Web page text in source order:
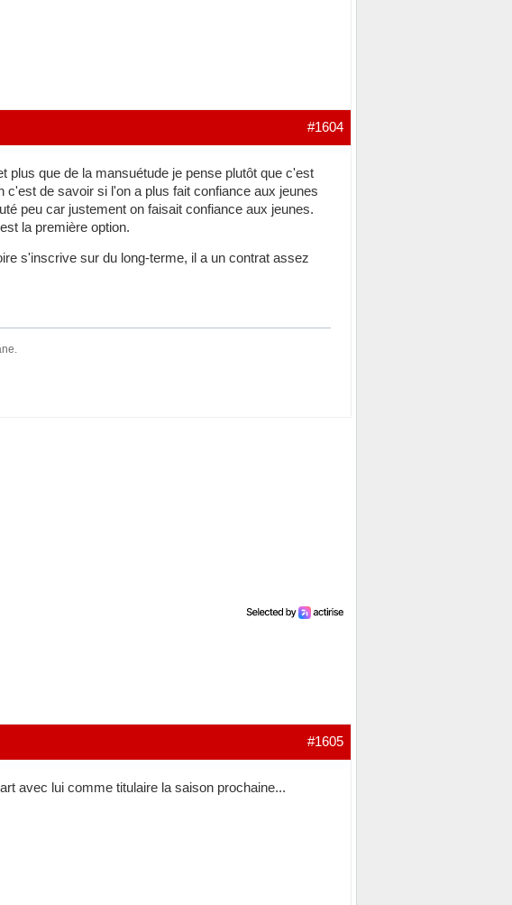
#1604
plus que de la mansuétude je pense plutôt que c'est
c'est de savoir si l'on a plus fait confiance aux jeunes
peu car justement on faisait confiance aux jeunes.
la première option.
s'inscrive sur du long-terme, il a un contrat assez
#1605
avec lui comme titulaire la saison prochaine...